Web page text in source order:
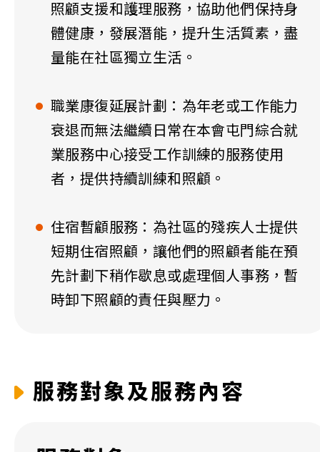
照顧支援和護理服務，協助他們保持身
體健康，發展潛能，提升生活質素，盡
量能在社區獨立生活。
職業康復延展計劃：為年老或工作能力
衰退而無法繼續日常在本會屯門綜合就
業服務中心接受工作訓練的服務使用
者，提供持續訓練和照顧。
​住宿暫顧服務：為社區的殘疾人士提供
短期住宿照顧，讓他們的照顧者能在預
先計劃下稍作歇息或處理個人事務，暫
時卸下照顧的責任與壓力。
服務對象及服務內容